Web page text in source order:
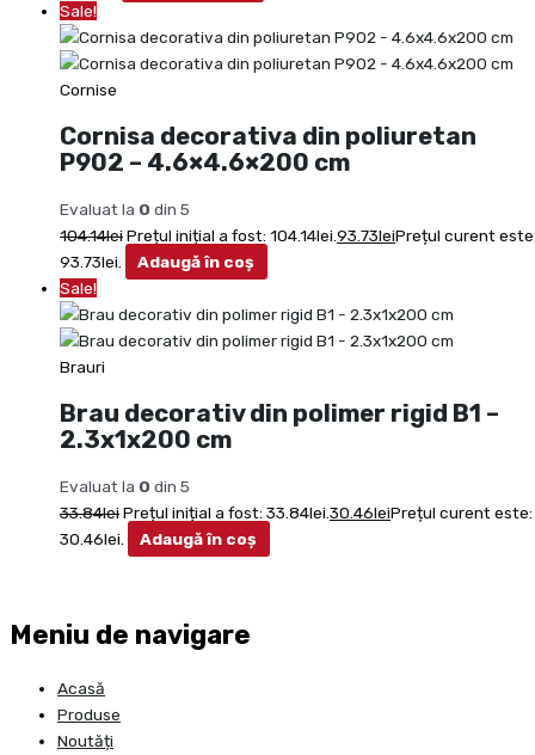
Sale!
Cornise
Cornisa decorativa din poliuretan
P902 – 4.6×4.6×200 cm
Evaluat la 0 din 5
104.14leiPrețul inițial a fost: 104.14lei.93.73leiPrețul curent
93.73lei.
Adaugă în coș
Sale!
Brauri
Brau decorativ din polimer rigid B1 –
2.3x1x200 cm
Evaluat la 0 din 5
33.84leiPrețul inițial a fost: 33.84lei.30.46leiPrețul curent este:
30.46lei.
Adaugă în coș
Meniu de navigare
Acasă
Produse
Noutăți